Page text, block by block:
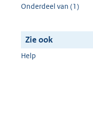
Onderdeel van (1)
Zie ook
Help